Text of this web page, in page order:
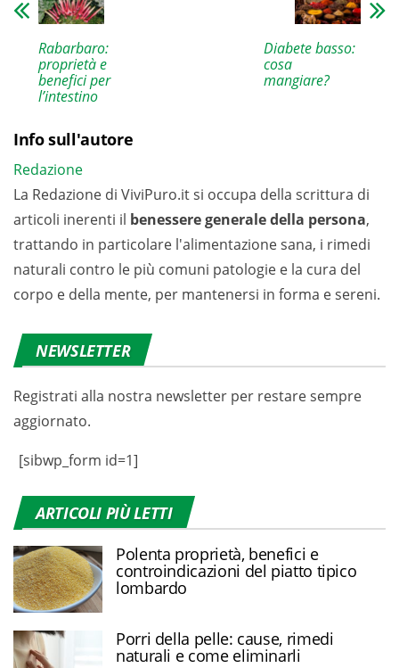
Rabarbaro:
proprietà e
benefici per
l’intestino
Diabete basso:
cosa
mangiare?
Info sull'autore
Redazione
La Redazione di ViviPuro.it si occupa della scrittura di
articoli inerenti il benessere generale della persona,
trattando in particolare l'alimentazione sana, i rimedi
naturali contro le più comuni patologie e la cura del
corpo e della mente, per mantenersi in forma e sereni.
NEWSLETTER
Registrati alla nostra newsletter per restare sempre
aggiornato.
[sibwp_form id=1]
ARTICOLI PIÙ LETTI
Polenta proprietà, benefici e
controindicazioni del piatto tipico
lombardo
Porri della pelle: cause, rimedi
naturali e come eliminarli